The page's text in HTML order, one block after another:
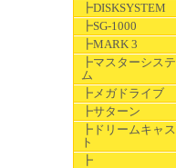
┣DISKSYSTEM
┣SG-1000
┣MARK 3
┣マスターシステ
ム
┣メガドライブ
┣サターン
┣ドリームキャス
ト
┣